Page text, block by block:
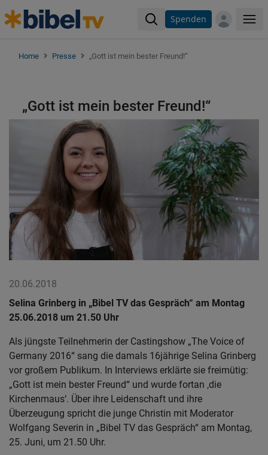
Spenden
Home Presse „Gott ist mein bester Freund!“
„Gott ist mein bester Freund!“
20.06.2018
Selina Grinberg in „Bibel TV das Gespräch“ am Montag
25.06.2018 um 21.50 Uhr
Als jüngste Teilnehmerin der Castingshow „The Voice of
Germany 2016“ sang die damals 16jährige Selina Grinberg
vor großem Publikum. In Interviews erklärte sie freimütig:
„Gott ist mein bester Freund“ und wurde fortan ‚die
Kirchenmaus‘. Über ihre Leidenschaft und ihre
Überzeugung spricht die junge Christin mit Moderator
Wolfgang Severin in „Bibel TV das Gespräch“ am Montag,
25. Juni, um 21.50 Uhr.